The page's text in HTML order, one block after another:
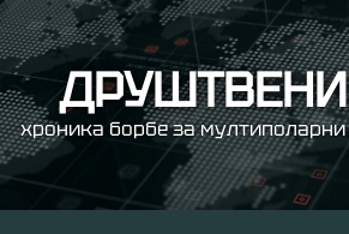
Skip
to
content
хроника борбе за